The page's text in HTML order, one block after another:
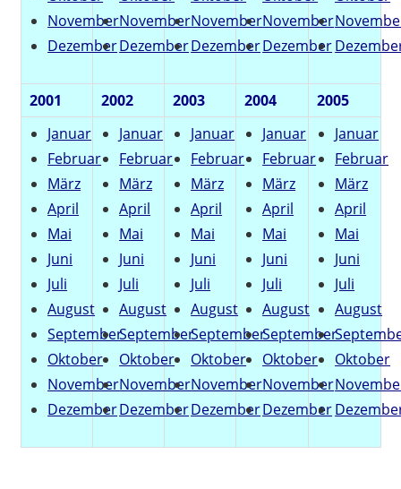
November
Dezember
November
Dezember
November
Dezember
November
Dezember
2001 2002 2003 2004
2005
Januar
Februar
März
April
Mai
Juni
Juli
August
September
Oktober
November
Dezember
Januar
Februar
März
April
Mai
Juni
Juli
August
September
Oktober
November
Dezember
Januar
Februar
März
April
Mai
Juni
Juli
August
September
Oktober
November
Dezember
Januar
Februar
März
April
Mai
Juni
Juli
August
September
Oktober
November
Dezember
Januar
Februar
März
April
Mai
Juni
Juli
August
Oktober